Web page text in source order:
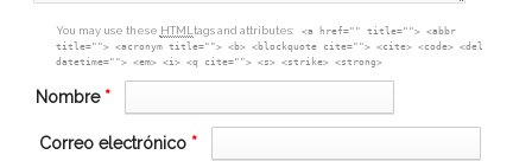
You may use these HTML tags and attributes:
<a href="" title=""> <abbr
title=""> <acronym title=""> <b> <blockquote cite=""> <cite> <code> <del
datetime=""> <em> <i> <q cite=""> <s> <strike> <strong>
Nombre *
Correo electrónico *